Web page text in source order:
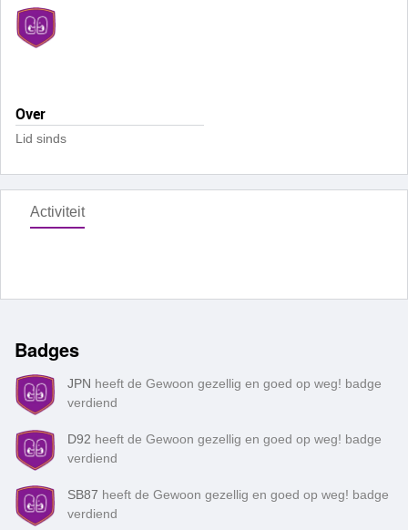
Over
Lid sinds
Activiteit
Badges
JPN heeft de Gewoon gezellig en goed op weg! badge
verdiend
D92 heeft de Gewoon gezellig en goed op weg! badge
verdiend
SB87 heeft de Gewoon gezellig en goed op weg! badge
verdiend